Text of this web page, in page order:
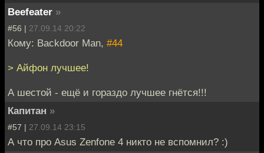
Beefeater »
#56 | 27.09.14 20:22
Кому: Backdoor Man, #44
> Айфон лучшее!
А шестой - ещё и гораздо лучшее гнётся!!!
Капитан »
#57 | 27.09.14 23:15
А что про Asus Zenfone 4 никто не вспомнил? :)